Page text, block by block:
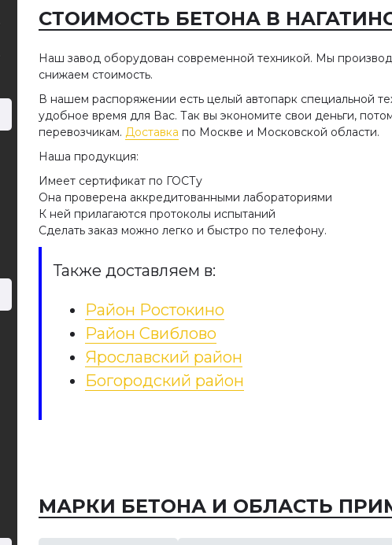
ГОСТ 27339-2016
Автобетоносмесители.
условия
предназначенные для приема
Архитектурный бетон
Архитектурный бетон
высокой прочностью и …
СТОИМОСТЬ БЕТОНА В
Наш завод оборудован современной техникой. Мы
снижаем стоимость.
В нашем распоряжении есть целый автопарк специальной
удобное время для Вас. Так вы экономите свои деньги,
перевозчикам. Доставка по Москве и Московской области.
Наша продукция:
Имеет сертификат по ГОСТу
Она проверена аккредитованными лабораториями
К ней прилагаются протоколы испытаний
Сделать заказ можно легко и быстро по телефону.
Также доставляем в:
Район Ростокино
Район Свиблово
Ярославский район
Богородский район
МАРКИ БЕТОНА И ОБЛАСТЬ